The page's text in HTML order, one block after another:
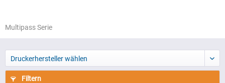
Multipass Serie
Druckerhersteller wählen
Filtern